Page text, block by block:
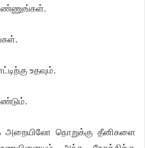
உதவும்.
அறையிலோ நொறுக்கு தீனிகளை